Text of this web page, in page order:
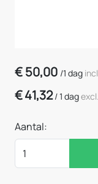
€50,00 /1 dag
€41,32 /1 dag
Aantal: